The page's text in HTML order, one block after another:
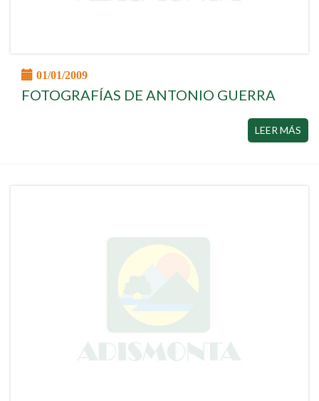
01/01/2009
FOTOGRAFÍAS DE ANTONIO GUERRA
LEER MÁS